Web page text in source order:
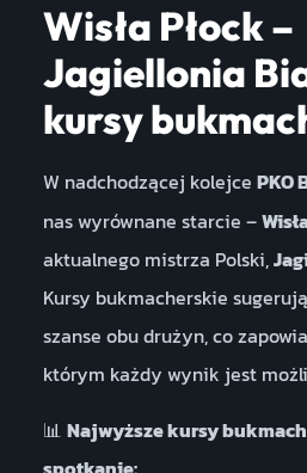
Wisła Płock –
Jagiellonia
kursy
W nadchodzącej kolejce PKO
nas wyrównane starcie –
aktualnego mistrza Polski,
Kursy bukmacherskie
szanse obu drużyn, co
którym każdy wynik jest
📊 Najwyższe kursy